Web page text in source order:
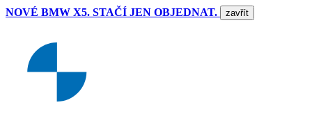
NOVÉ BMW X5. STAČÍ JEN OBJEDNAT. zavřít